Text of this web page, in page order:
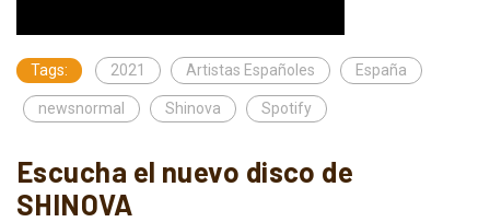
Tags: 2021 Artistas Españoles España
newsnormal Shinova Spotify
Escucha el nuevo disco de
SHINOVA